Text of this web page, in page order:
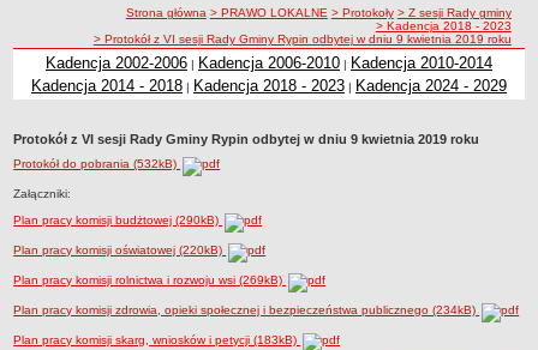
Status gminy
Lokalizacja
Insygnia gminy
Dane statystyczne
Zadania publiczne
Związki i stowarzyszenia
Realizacja zadań publicznych
Rejestr zbiorów danych osobowych
Rejestr instytucji kultury
RODO Klauzule informacyjne
AKTUALNOŚCI I OGŁOSZENIA
URZĄD GMINY
ścieżka nawigacji
Strona główna > PRAWO LOKALNE > Protokoły > Z sesji Rady gminy
> Kadencja 2018 - 2023
> Protokół z VI sesji Rady Gminy Rypin odbytej w dniu 9 kwietnia 2019 roku
Kadencja 2002-2006 | Kadencja 2006-2010 | Kadencja 2010-2014
Kadencja 2014 - 2018 | Kadencja 2018 - 2023 | Kadencja 2024 - 2029
Protokół z VI sesji Rady Gminy Rypin odbytej w dniu 9 kwietnia 2019 roku
Protokół do pobrania (532kB)
Załączniki:
Plan pracy komisji budżtowej (290kB)
Plan pracy komisji oświatowej (220kB)
Plan pracy komisji rolnictwa i rozwoju wsi (269kB)
Plan pracy komisji zdrowia, opieki społecznej i bezpieczeństwa publicznego (234kB)
Plan pracy komisji skarg, wniosków i petycji (183kB)